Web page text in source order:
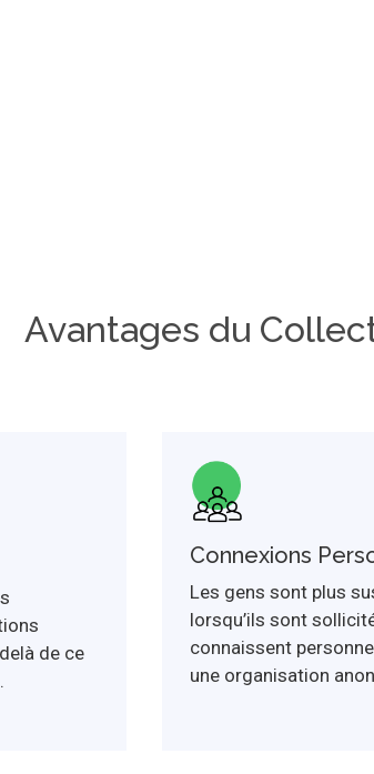
Avantages du
de ce
Connexions
Les gens sont plus
lorsqu’ils sont
connaissent
une organisation